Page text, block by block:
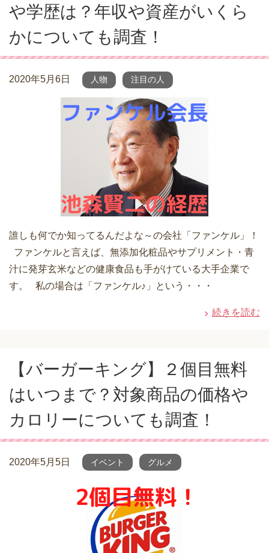
や学歴は？年収や資産がいくら
かについても調査！
2020年5月6日 人物 注目の人
誰しも何でか知ってるんだよな～の会社「ファンケル」！
ファンケルと言えば、無添加化粧品やサプリメント・青
汁に発芽玄米などの健康食品も手がけている大手企業で
す。 私の場合は「ファンケル♪」という・・・
続きを読む
【バーガーキング】２個目無料
はいつまで？対象商品の価格や
カロリーについても調査！
2020年5月5日 イベント グルメ